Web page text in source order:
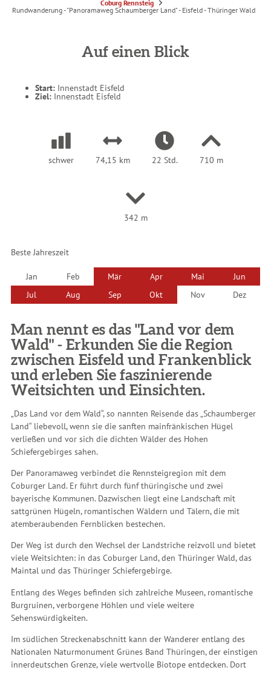
Coburg Rennsteig
Rundwanderung - "Panoramaweg Schaumberger Land" - Eisfeld - Thüringer Wald
Auf einen Blick
Start: Innenstadt Eisfeld
Ziel: Innenstadt Eisfeld
schwer 74,15 km 22 Std. 710 m
342 m
Beste Jahreszeit
Jan Feb Mär Apr Mai
Jun
Jul
Aug Sep Okt Nov Dez
Man nennt es das "Land vor dem
Wald" - Erkunden Sie die Region
zwischen Eisfeld und Frankenblick
und erleben Sie faszinierende
Weitsichten und Einsichten.
„Das Land vor dem Wald“, so nannten Reisende das „Schaumberger
Land“ liebevoll, wenn sie die sanften mainfränkischen Hügel
verließen und vor sich die dichten Wälder des Hohen
Schiefergebirges sahen.
Der Panoramaweg verbindet die Rennsteigregion mit dem
Coburger Land. Er führt durch fünf thüringische und zwei
bayerische Kommunen. Dazwischen liegt eine Landschaft mit
sattgrünen Hügeln, romantischen Wäldern und Tälern, die mit
atemberaubenden Fernblicken bestechen.
Der Weg ist durch den Wechsel der Landstriche reizvoll und bietet
viele Weitsichten: in das Coburger Land, den Thüringer Wald, das
Maintal und das Thüringer Schiefergebirge.
Entlang des Weges befinden sich zahlreiche Museen, romantische
Burgruinen, verborgene Höhlen und viele weitere
Sehenswürdigkeiten.
Im südlichen Streckenabschnitt kann der Wanderer entlang des
Nationalen Naturmonument Grünes Band Thüringen, der einstigen
innerdeutschen Grenze, viele wertvolle Biotope entdecken. Dort